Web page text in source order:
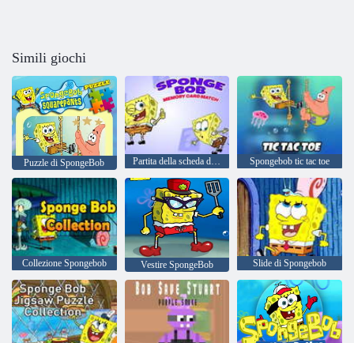
Simili giochi
Puzzle di SpongeBob Partita della scheda di memoria di SpongeBob Spongebob tic tac toe
Collezione Spongebob Vestire SpongeBob Slide di Spongebob